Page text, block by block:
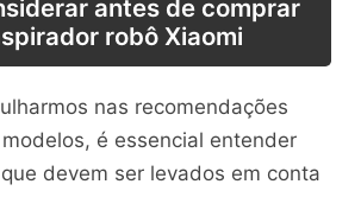
antes de comprar
robô Xiaomi
nas recomendações
é essencial entender
devem ser levados em conta